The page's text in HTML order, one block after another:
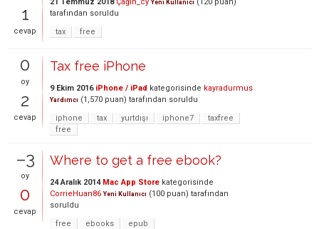
1
cevap
Yeni Kullanıcı
tarafından soruldu
tax
free
0
oy
2
cevap
Tax free iPhone
9 Ekim 2016 iPhone / iPad kategorisinde kayradurmus
Yardımcı (1,570 puan) tarafından soruldu
iphone
tax yurtdışı iphone7
taxfree
free
–3
oy
0
cevap
Where to get a free ebook?
24 Aralık 2014 Mac App Store kategorisinde
CorrieHuan86 Yeni Kullanıcı (100 puan) tarafından
soruldu
free
ebooks epub